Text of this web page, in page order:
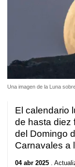
Una imagen de la Luna
El calendario
de hasta diez
del Domingo
Carnavales a
04 abr 2025 .